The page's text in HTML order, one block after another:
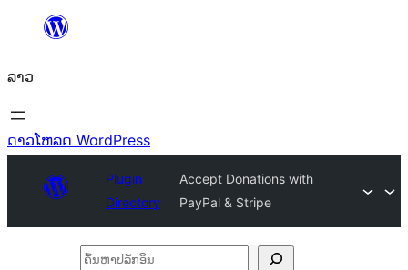
ທີ່
ເນື້ອຫາ
ລາວ
ດາວໂຫລດ WordPress
Plugin
Directory
Accept Donations with
PayPal & Stripe
ຄົ້ນ